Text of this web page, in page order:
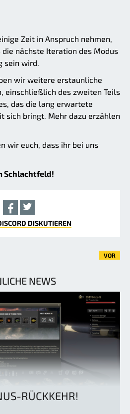
Zeit in Anspruch nehmen,
nächste Iteration des Modus
sein wird.
wir weitere erstaunliche
einschließlich des zweiten Teils
das die lang erwartete
sich bringt. Mehr dazu erzählen
wir euch, dass ihr bei uns
Schlachtfeld!
DISKUTIEREN
VOR
NEWS
RÜCKKEHR!